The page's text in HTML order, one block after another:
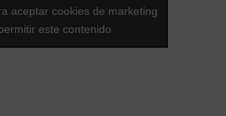
aceptar cookies de marketing
este contenido
aceptar cookies de marketing
este contenido